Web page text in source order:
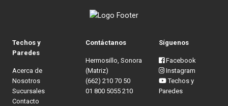
Techos y
Paredes
Acerca de
Nosotros
Sucursales
Contacto
Contáctanos
Hermosillo, Sonora
(Matriz)
(662) 210 70 50
01 800 5055 210
Síguenos
Facebook
Instagram
Techos y
Paredes